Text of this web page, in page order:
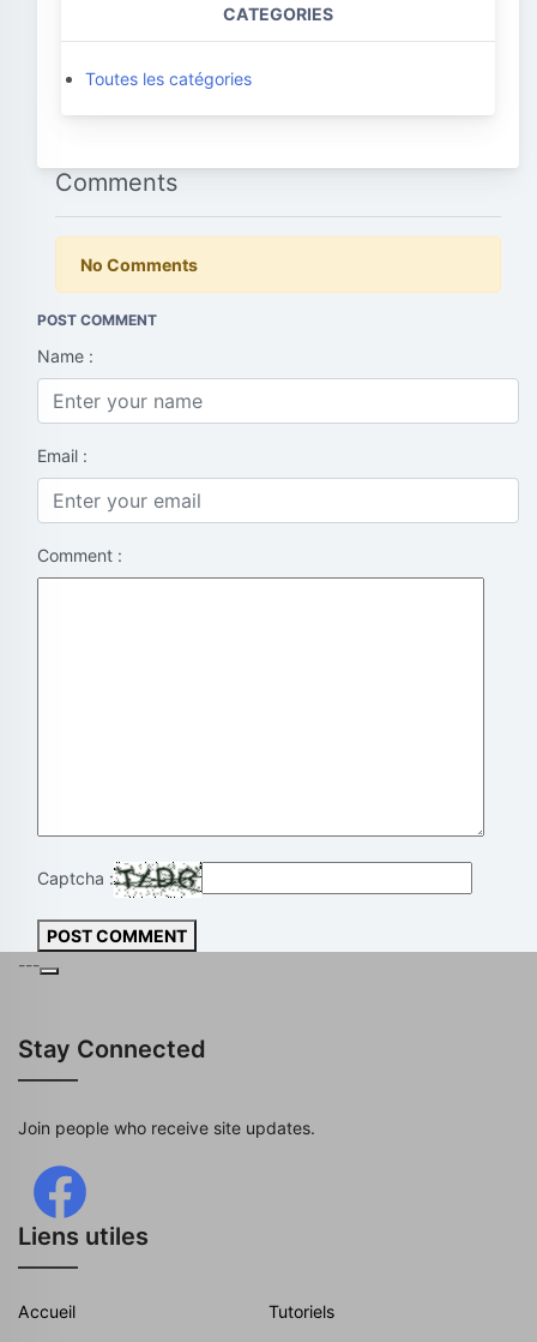
CATEGORIES
Toutes les catégories
Comments
No Comments
POST COMMENT
Name :
Email :
Comment :
Captcha :
POST COMMENT
---
Stay Connected
Join people who receive site updates.
Liens utiles
Accueil
Tutoriels